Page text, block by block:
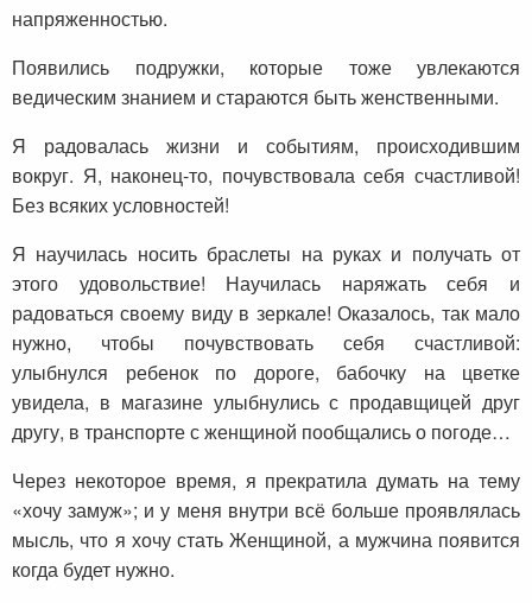
напряженностью.
Появились подружки, которые тоже увлекаются
ведическим знанием и стараются быть женственными.
Я радовалась жизни и событиям, происходившим
вокруг. Я, наконец-то, почувствовала себя счастливой!
Без всяких условностей!
Я научилась носить браслеты на руках и получать от
этого удовольствие! Научилась наряжать себя и
радоваться своему виду в зеркале! Оказалось, так мало
нужно, чтобы почувствовать себя счастливой:
улыбнулся ребенок по дороге, бабочку на цветке
увидела, в магазине улыбнулись с продавщицей друг
другу, в транспорте с женщиной пообщались о погоде…
Через некоторое время, я прекратила думать на тему
«хочу замуж»; и у меня внутри всё больше проявлялась
мысль, что я хочу стать Женщиной, а мужчина появится
когда будет нужно.